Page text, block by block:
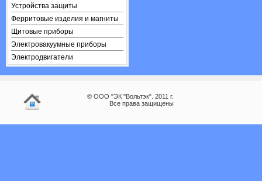
Устройства защиты
Ферритовые изделия и магниты
Щитовые приборы
Электровакуумные приборы
Электродвигатели
© ООО "ЭК "Вольтэк". 2011 г.
Все права защищены